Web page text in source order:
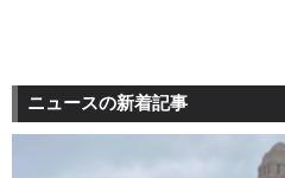
ニュースの新着記事